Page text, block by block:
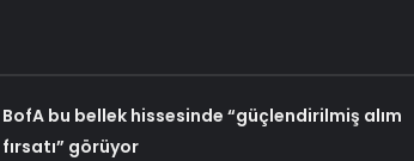
BofA bu bellek hissesinde “güçlendirilmiş alım
fırsatı” görüyor